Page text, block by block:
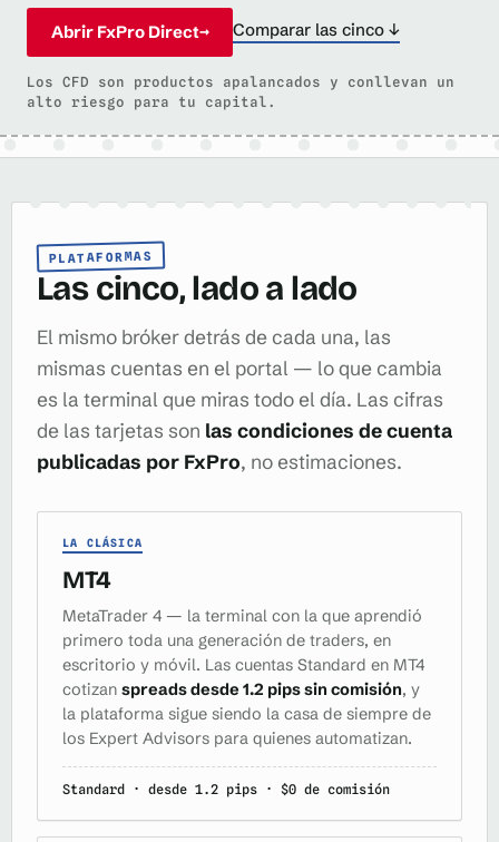
Abrir FxPro Direct→ Comparar las cinco ↓
Los CFD son productos apalancados y conllevan un
alto riesgo para tu capital.
PLATAFORMAS
Las cinco, lado a lado
El mismo bróker detrás de cada una, las
mismas cuentas en el portal — lo que cambia
es la terminal que miras todo el día. Las cifras
de las tarjetas son las condiciones de cuenta
publicadas por FxPro, no estimaciones.
LA CLÁSICA
MT4
MetaTrader 4 — la terminal con la que aprendió
primero toda una generación de traders, en
escritorio y móvil. Las cuentas Standard en MT4
cotizan spreads desde 1.2 pips sin comisión, y
la plataforma sigue siendo la casa de siempre de
los Expert Advisors para quienes automatizan.
Standard · desde 1.2 pips · $0 de comisión